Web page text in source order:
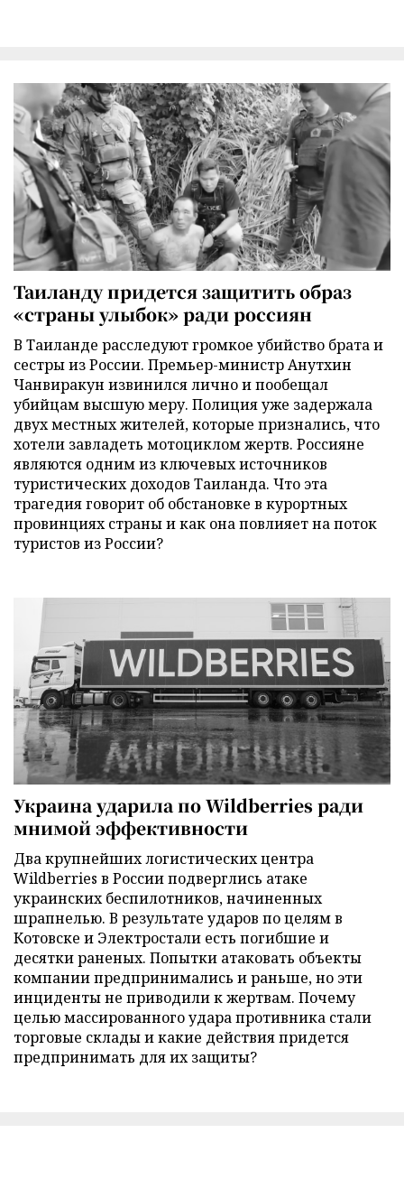
Таиланду придется защитить образ
«страны улыбок» ради россиян
В Таиланде расследуют громкое убийство брата и
сестры из России. Премьер-министр Анутхин
Чанвиракун извинился лично и пообещал
убийцам высшую меру. Полиция уже задержала
двух местных жителей, которые признались, что
хотели завладеть мотоциклом жертв. Россияне
являются одним из ключевых источников
туристических доходов Таиланда. Что эта
трагедия говорит об обстановке в курортных
провинциях страны и как она повлияет на поток
туристов из России?
Украина ударила по Wildberries ради
мнимой эффективности
Два крупнейших логистических центра
Wildberries в России подверглись атаке
украинских беспилотников, начиненных
шрапнелью. В результате ударов по целям в
Котовске и Электростали есть погибшие и
десятки раненых. Попытки атаковать объекты
компании предпринимались и раньше, но эти
инциденты не приводили к жертвам. Почему
целью массированного удара противника стали
торговые склады и какие действия придется
предпринимать для их защиты?